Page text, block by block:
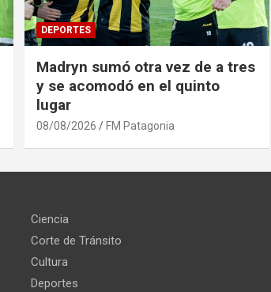
DEPORTES
Madryn sumó otra vez de a tres
y se acomodó en el quinto
lugar
08/08/2026 FM Patagonia
Ciencia
Corte de Tránsito
Cultura
Deportes